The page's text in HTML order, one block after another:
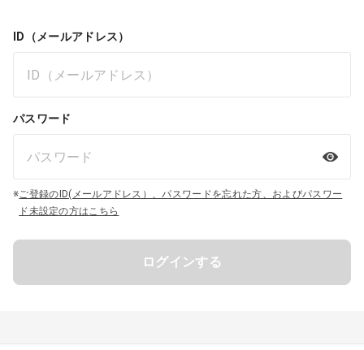
ID（メールアドレス）
パスワード
※ご登録のID(メールアドレス）、パスワードを忘れた方、およびパスワー
ド未設定の方はこちら
ログインする